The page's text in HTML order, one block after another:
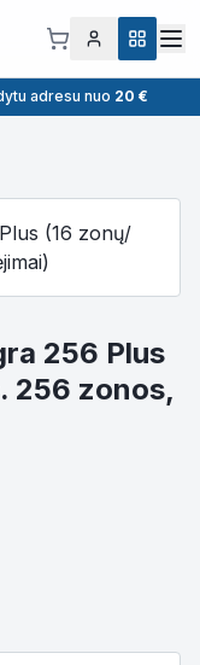
adresu nuo 20 €
256 Plus
256 zonos,